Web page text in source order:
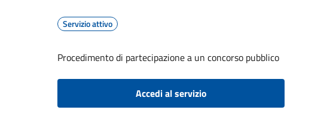
Servizio attivo
Procedimento di partecipazione a un concorso pubblico
Accedi al servizio